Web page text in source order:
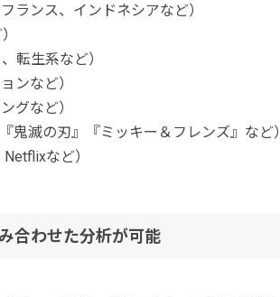
ランス、インドネシアなど）
転生系など）
ンなど）
グなど）
鬼滅の刃』『ミッキー＆フレンズ』など）
など）
合わせた分析が可能